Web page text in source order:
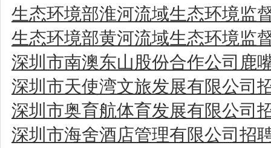
生态环境部淮河流域生态环境监
生态环境部黄河流域生态环境监
深圳市南澳东山股份合作公司鹿
深圳市天使湾文旅发展有限公司
深圳市奥育航体育发展有限公司
深圳市海舍酒店管理有限公司招